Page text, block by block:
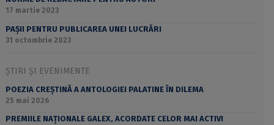
17 martie 2023
PAȘII PENTRU PUBLICAREA UNEI LUCRĂRI
31 octombrie 2023
ȘTIRI ȘI EVENIMENTE
POEZIA CREȘTINĂ A ANTOLOGIEI PALATINE ÎN DILEMA
25 mai 2026
PREMIILE NAȚIONALE GALEX, ACORDATE CELOR MAI ACTIVI